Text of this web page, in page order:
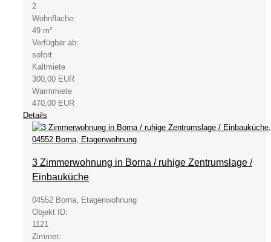
2
Wohnfläche:
49 m²
Verfügbar ab:
sofort
Kaltmiete
300,00 EUR
Warmmiete
470,00 EUR
Details
3 Zimmerwohnung in Borna / ruhige Zentrumslage /
Einbauküche
04552 Borna, Etagenwohnung
Objekt ID:
1121
Zimmer: